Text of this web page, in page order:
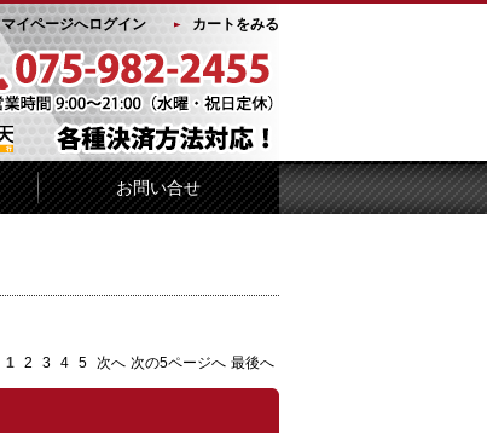
マイページへログイン カートをみる
お問い合せ
1 2 3 4 5 次へ 次の5ページへ 最後へ